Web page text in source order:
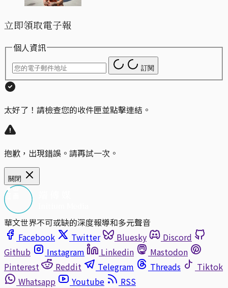
立即領取電子報
個人資訊
訂閱
太好了！請檢查您的收件匣並點擊連結。
抱歉，出現錯誤。請再試一次。
關閉
華文世界不可或缺的深度報導和多元聲音
Facebook
Twitter Bluesky
Discord
Github
Instagram Linkedin
Mastodon
Pinterest
Reddit Telegram Threads
Tiktok
Whatsapp
Youtube
RSS